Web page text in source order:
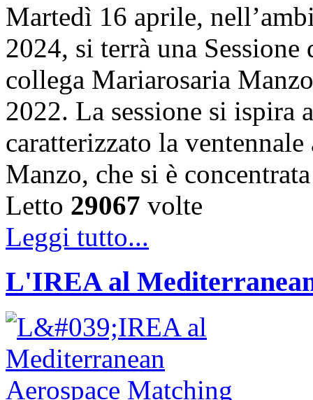
Martedì 16 aprile,
2024, si terrà una
collega Mariarosaria
2022. La sessione si ispira
caratterizzato la
Manzo, che si è
Letto 29067 volte
Leggi tutto...
L'IREA al